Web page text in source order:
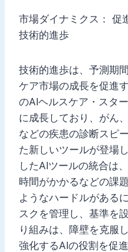
市場ダイナミクス： 促
技術的進歩
技術的進歩は、予測期
ケア市場の成長を促進
のAIヘルスケア・スタ
に成長しており、がん
などの疾患の診断スピ
た新しいツールが登場
したAIツールの統合は
時間がかかるなどの課
ようなハードルがある
スクを管理し、基準を
り組みは、障壁を克服
強化するAIの役割を促